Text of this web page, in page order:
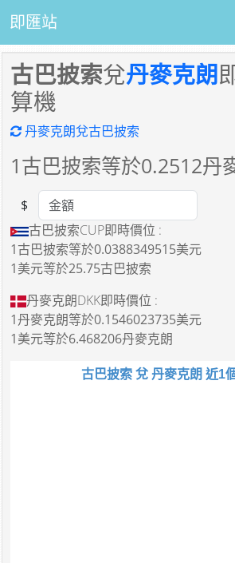
即匯站
古巴披索兌丹麥克朗
算機
丹麥克朗兌古巴披索
1古巴披索等於0.2512丹
Amount
$
古巴披索CUP即時價位 :
1古巴披索等於0.0388349515美元
1美元等於25.75古巴披索
丹麥克朗DKK即時價位 :
1丹麥克朗等於0.1546023735美元
1美元等於6.468206丹麥克朗
古巴披索 兌 丹麥克朗 近1